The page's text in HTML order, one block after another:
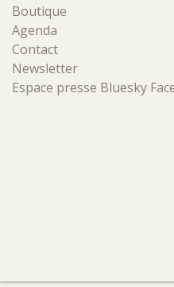
Boutique
Agenda
Contact
Newsletter
Espace presse Bluesky